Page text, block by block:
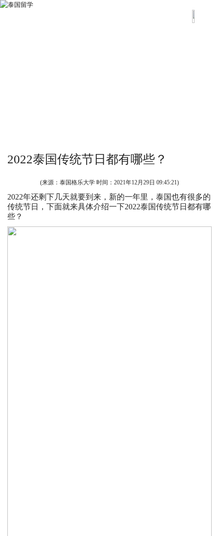
2022泰国传统节日都有哪些？
(来源：泰国格乐大学 时间： 2021年12月29日 09:45:21)
2022年还剩下几天就要到来，新的一年里，泰国也有很多的
传统节日，下面就来具体介绍一下2022泰国传统节日都有哪
些？